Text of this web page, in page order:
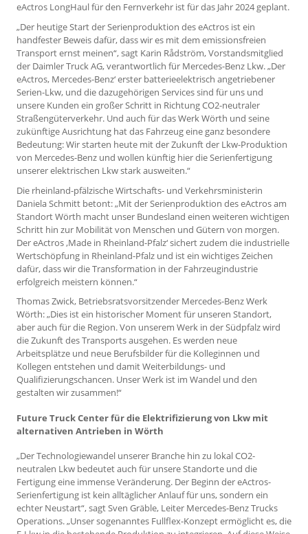
eActros LongHaul für den Fernverkehr ist für das Jahr 2024 geplant.
„Der heutige Start der Serienproduktion des eActros ist ein
handfester Beweis dafür, dass wir es mit dem emissionsfreien
Transport ernst meinen“, sagt Karin Rådström, Vorstandsmitglied
der Daimler Truck AG, verantwortlich für Mercedes-Benz Lkw. „Der
eActros, Mercedes-Benz‘ erster batterieelektrisch angetriebener
Serien-Lkw, und die dazugehörigen Services sind für uns und
unsere Kunden ein großer Schritt in Richtung CO2-neutraler
Straßengüterverkehr. Und auch für das Werk Wörth und seine
zukünftige Ausrichtung hat das Fahrzeug eine ganz besondere
Bedeutung: Wir starten heute mit der Zukunft der Lkw-Produktion
von Mercedes-Benz und wollen künftig hier die Serienfertigung
unserer elektrischen Lkw stark ausweiten.“
Die rheinland-pfälzische Wirtschafts- und Verkehrsministerin
Daniela Schmitt betont: „Mit der Serienproduktion des eActros am
Standort Wörth macht unser Bundesland einen weiteren wichtigen
Schritt hin zur Mobilität von Menschen und Gütern von morgen.
Der eActros ‚Made in Rheinland-Pfalz‘ sichert zudem die industrielle
Wertschöpfung in Rheinland-Pfalz und ist ein wichtiges Zeichen
dafür, dass wir die Transformation in der Fahrzeugindustrie
erfolgreich meistern können.“
Thomas Zwick, Betriebsratsvorsitzender Mercedes-Benz Werk
Wörth: „Dies ist ein historischer Moment für unseren Standort,
aber auch für die Region. Von unserem Werk in der Südpfalz wird
die Zukunft des Transports ausgehen. Es werden neue
Arbeitsplätze und neue Berufsbilder für die Kolleginnen und
Kollegen entstehen und damit Weiterbildungs- und
Qualifizierungschancen. Unser Werk ist im Wandel und den
gestalten wir zusammen!“
Future Truck Center für die Elektrifizierung von Lkw mit
alternativen Antrieben in Wörth
„Der Technologiewandel unserer Branche hin zu lokal CO2-
neutralen Lkw bedeutet auch für unsere Standorte und die
Fertigung eine immense Veränderung. Der Beginn der eActros-
Serienfertigung ist kein alltäglicher Anlauf für uns, sondern ein
echter Neustart“, sagt Sven Gräble, Leiter Mercedes-Benz Trucks
Operations. „Unser sogenanntes Fullflex-Konzept ermöglicht es, die